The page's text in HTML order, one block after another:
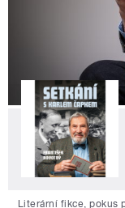
Literární fikce, pokus